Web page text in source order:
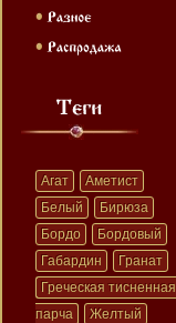
Агат
Аметист
Белый
Бирюза
Бордо
Бордовый
Габардин
Гранат
Греческая тисненная
парча
Желтый